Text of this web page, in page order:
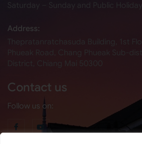
Saturday – Sunday and Public Holidays
Address:
Thepratanratchasuda Building, 1st
Contact us
Follow us on: